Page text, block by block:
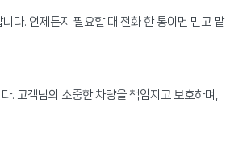
다. 언제든지 필요할 때 전화 한 통이면 믿고 맡
고객님의 소중한 차량을 책임지고 보호하며,